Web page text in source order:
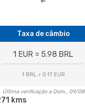
Taxa de câmbio
1 EUR = 5.98 BRL
1 BRL = 0.17 EUR
Última verificação a Dom., 09/08
kms